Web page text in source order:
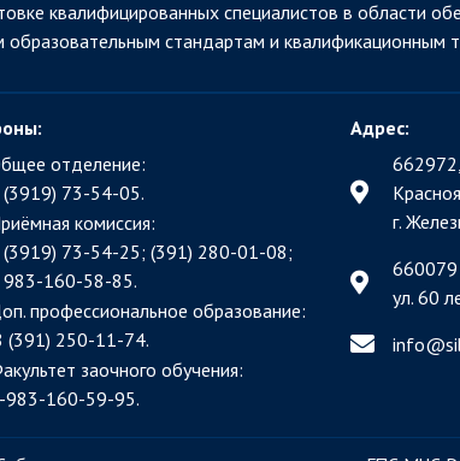
квалифицированных специалистов в области
образовательным стандартам и квалификационным
отделение:
73-54-05.
комиссия:
73-54-25; (391) 280-01-08;
983-160-58-85.
профессиональное образование:
(391) 250-11-74.
заочного обучения:
983-160-59-95.
Адрес:
662972,
г.
660079
ул. 60